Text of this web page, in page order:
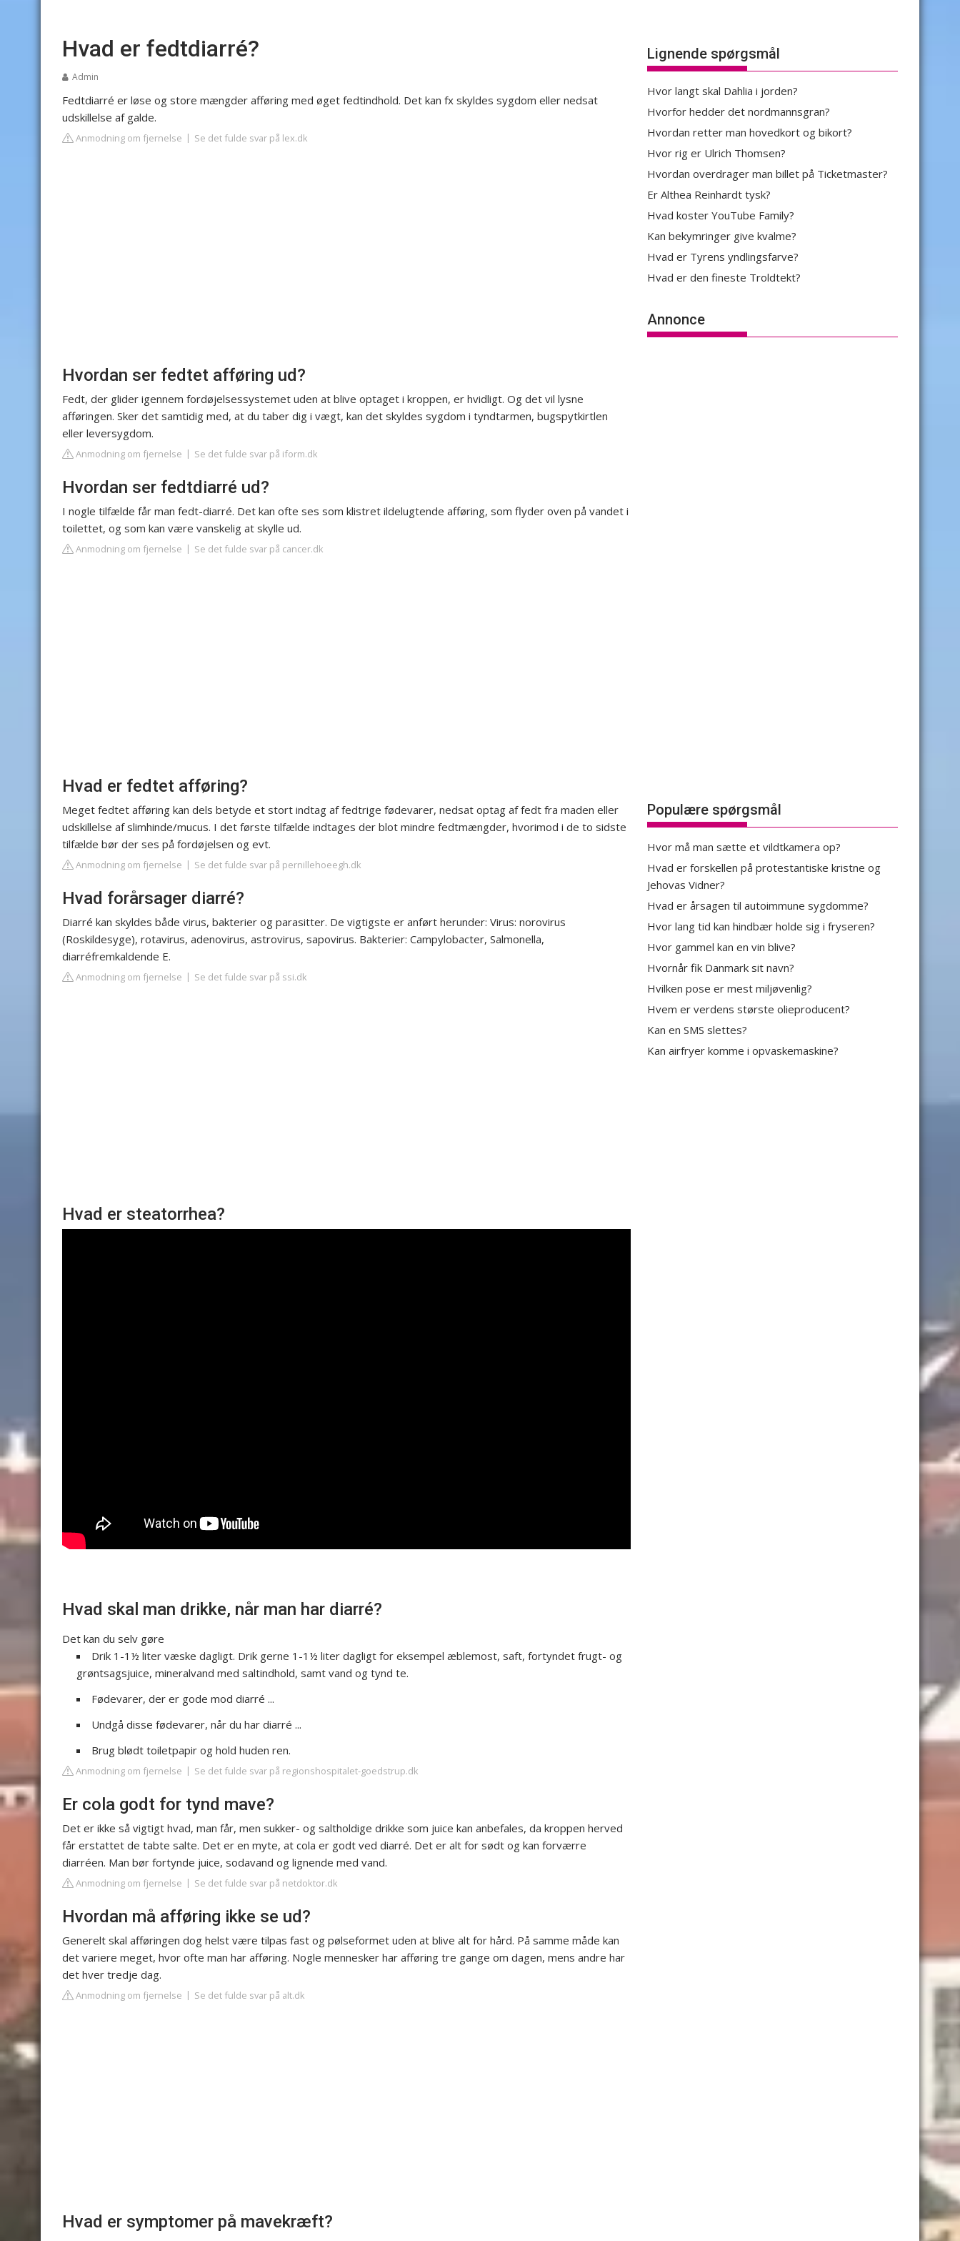
Hvad er fedtdiarré?
Admin
Fedtdiarré er løse og store mængder afføring med øget fedtindhold. Det kan fx skyldes sygdom eller nedsat
udskillelse af galde.
Anmodning om fjernelse Se det fulde svar på lex.dk
Hvordan ser fedtet afføring ud?
Fedt, der glider igennem fordøjelsessystemet uden at blive optaget i kroppen, er hvidligt. Og det vil lysne
afføringen. Sker det samtidig med, at du taber dig i vægt, kan det skyldes sygdom i tyndtarmen, bugspytkirtlen
eller leversygdom.
Anmodning om fjernelse Se det fulde svar på iform.dk
Hvordan ser fedtdiarré ud?
I nogle tilfælde får man fedt-diarré. Det kan ofte ses som klistret ildelugtende afføring, som flyder oven på vandet i
toilettet, og som kan være vanskelig at skylle ud.
Anmodning om fjernelse Se det fulde svar på cancer.dk
Hvad er fedtet afføring?
Meget fedtet afføring kan dels betyde et stort indtag af fedtrige fødevarer, nedsat optag af fedt fra maden eller
udskillelse af slimhinde/mucus. I det første tilfælde indtages der blot mindre fedtmængder, hvorimod i de to sidste
tilfælde bør der ses på fordøjelsen og evt.
Anmodning om fjernelse Se det fulde svar på pernillehoeegh.dk
Hvad forårsager diarré?
Diarré kan skyldes både virus, bakterier og parasitter. De vigtigste er anført herunder: Virus: norovirus
(Roskildesyge), rotavirus, adenovirus, astrovirus, sapovirus. Bakterier: Campylobacter, Salmonella,
diarréfremkaldende E.
Anmodning om fjernelse Se det fulde svar på ssi.dk
Hvad er steatorrhea?
Hvad skal man drikke, når man har diarré?
Det kan du selv gøre
Drik 1-1½ liter væske dagligt. Drik gerne 1-1½ liter dagligt for eksempel æblemost, saft, fortyndet frugt- og
grøntsagsjuice, mineralvand med saltindhold, samt vand og tynd te.
Fødevarer, der er gode mod diarré ...
Undgå disse fødevarer, når du har diarré ...
Brug blødt toiletpapir og hold huden ren.
Anmodning om fjernelse Se det fulde svar på regionshospitalet-goedstrup.dk
Er cola godt for tynd mave?
Det er ikke så vigtigt hvad, man får, men sukker- og saltholdige drikke som juice kan anbefales, da kroppen herved
får erstattet de tabte salte. Det er en myte, at cola er godt ved diarré. Det er alt for sødt og kan forværre
diarréen. Man bør fortynde juice, sodavand og lignende med vand.
Anmodning om fjernelse Se det fulde svar på netdoktor.dk
Hvordan må afføring ikke se ud?
Generelt skal afføringen dog helst være tilpas fast og pølseformet uden at blive alt for hård. På samme måde kan
det variere meget, hvor ofte man har afføring. Nogle mennesker har afføring tre gange om dagen, mens andre har
det hver tredje dag.
Anmodning om fjernelse Se det fulde svar på alt.dk
Hvad er symptomer på mavekræft?
Lignende spørgsmål
Hvor langt skal Dahlia i jorden?
Hvorfor hedder det nordmannsgran?
Hvordan retter man hovedkort og bikort?
Hvor rig er Ulrich Thomsen?
Hvordan overdrager man billet på Ticketmaster?
Er Althea Reinhardt tysk?
Hvad koster YouTube Family?
Kan bekymringer give kvalme?
Hvad er Tyrens yndlingsfarve?
Hvad er den fineste Troldtekt?
Annonce
Populære spørgsmål
Hvor må man sætte et vildtkamera op?
Hvad er forskellen på protestantiske kristne og
Jehovas Vidner?
Hvad er årsagen til autoimmune sygdomme?
Hvor lang tid kan hindbær holde sig i fryseren?
Hvor gammel kan en vin blive?
Hvornår fik Danmark sit navn?
Hvilken pose er mest miljøvenlig?
Hvem er verdens største olieproducent?
Kan en SMS slettes?
Kan airfryer komme i opvaskemaskine?